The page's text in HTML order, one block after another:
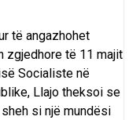
të angazhohet
zgjedhore të 11 majit
Socialiste në
Llajo theksoi se
si një mundësi